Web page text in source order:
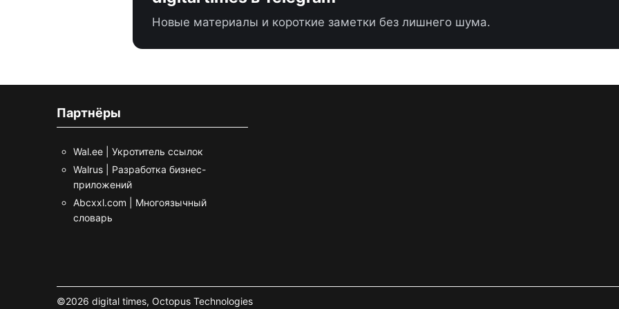
Новые материалы и короткие заметки без лишнего шума.
Партнёры
Wal.ee | Укротитель ссылок
Walrus | Разработка бизнес-
приложений
Abcxxl.com | Многоязычный
словарь
©2026 digital times, Octopus Technologies